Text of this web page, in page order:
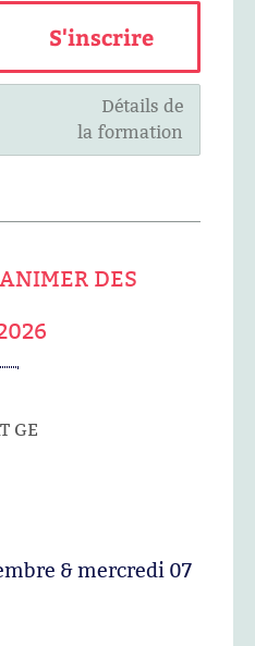
S'inscrire
Détails de
la formation
DES
GE
& mercredi 07